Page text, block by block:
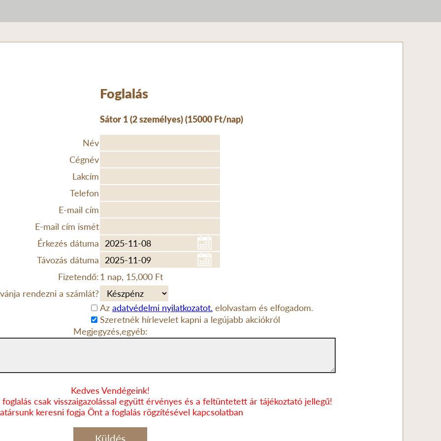
Foglalás
Sátor 1 (2 személyes) (15000 Ft/nap)
Név
Cégnév
Lakcím
Telefon
E-mail cím
E-mail cím ismét
Érkezés dátuma
Távozás dátuma
Fizetendő:1 nap, 15,000 Ft
rendezni a számlát?
Az adatvédelmi nyilatkozatot. elolvastam és elfogadom.
Szeretnék hírlevelet kapni a legújabb akciókról
Megjegyzés,egyéb:
Kedves Vendégeink!
csak visszaigazolással együtt érvényes és a feltüntetett ár tájékoztató jellegű!
keresni fogja Önt a foglalás rögzítésével kapcsolatban